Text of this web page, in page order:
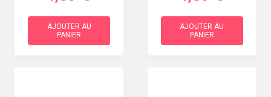
AJOUTER AU
PANIER
AJOUTER AU
PANIER